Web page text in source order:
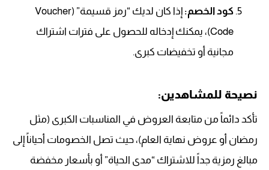
كود الخصم:
إذا كان لديك “رمز قسيمة” (Voucher
Code)، يمكنك إدخاله للحصول على فترات اشتراك
مجانية أو تخفيضات كبرى.
نصيحة للمشاهدين:
تأكد دائماً من متابعة العروض في المناسبات الكبرى (مثل
رمضان أو عروض نهاية العام)، حيث تصل الخصومات أحياناً إلى
مبالغ رمزية جداً للاشتراك “مدى الحياة” أو بأسعار مخفضة